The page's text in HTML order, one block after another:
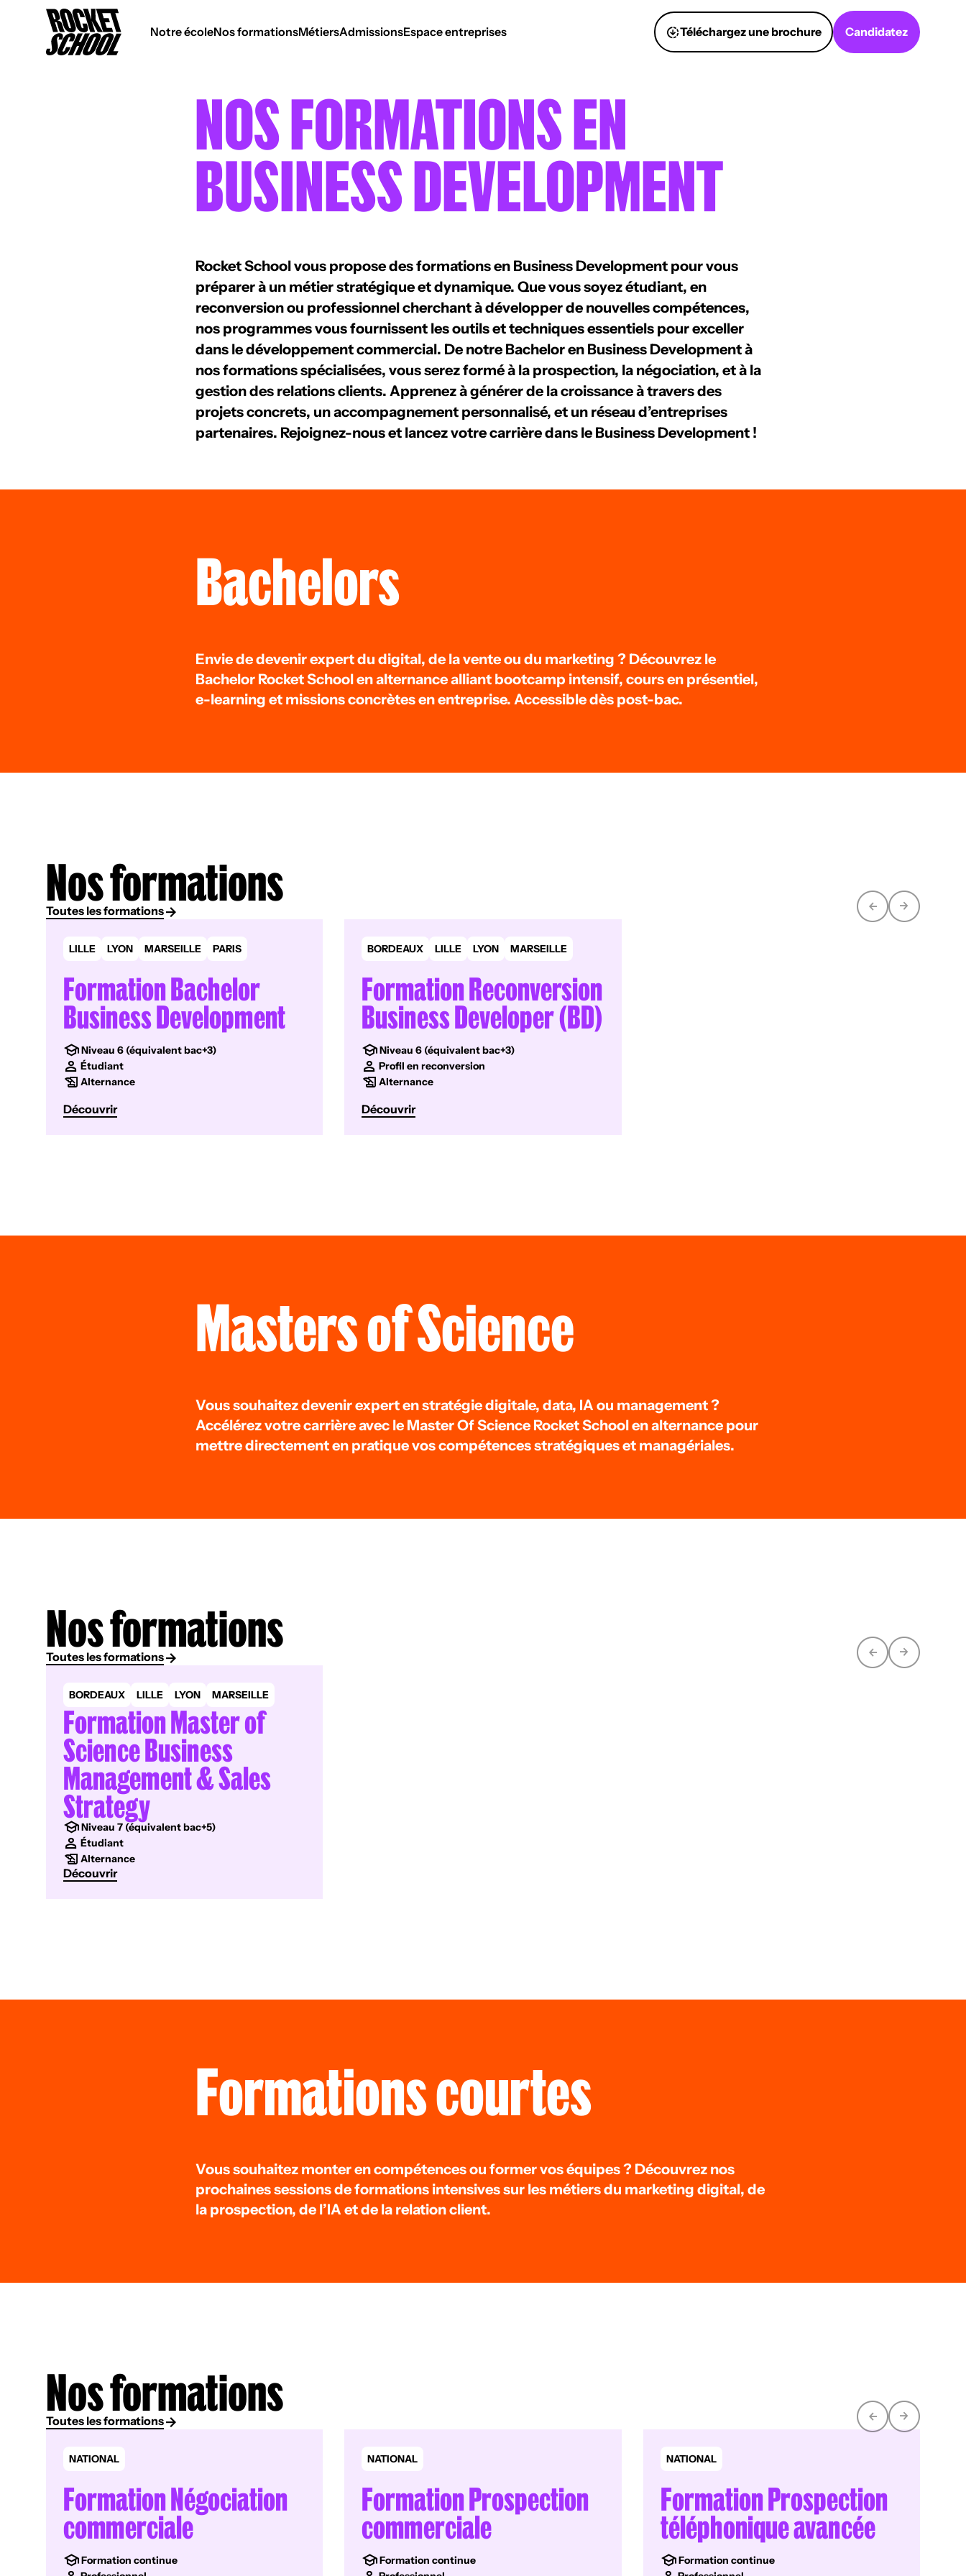
Notre écoleNos formationsMétiersAdmissionsEspace entreprises Téléchargez une brochure Candidatez
NOS FORMATIONS EN
BUSINESS DEVELOPMENT
Rocket School vous propose des formations en Business Development pour vous
préparer à un métier stratégique et dynamique. Que vous soyez étudiant, en
reconversion ou professionnel cherchant à développer de nouvelles compétences,
nos programmes vous fournissent les outils et techniques essentiels pour exceller
dans le développement commercial. De notre Bachelor en Business Development à
nos formations spécialisées, vous serez formé à la prospection, la négociation, et à la
gestion des relations clients. Apprenez à générer de la croissance à travers des
projets concrets, un accompagnement personnalisé, et un réseau d’entreprises
partenaires. Rejoignez-nous et lancez votre carrière dans le Business Development !
Bachelors
Envie de devenir expert du digital, de la vente ou du marketing ? Découvrez le
Bachelor Rocket School en alternance alliant bootcamp intensif, cours en présentiel,
e-learning et missions concrètes en entreprise. Accessible dès post-bac.
Nos formations
Toutes les formations
LILLE LYON MARSEILLE PARIS
Formation Bachelor
Business Development
Niveau 6 (équivalent bac+3)
Étudiant
Alternance
Découvrir
BORDEAUX LILLE LYON MARSEILLE
Formation Reconversion
Business Developer (BD)
Niveau 6 (équivalent bac+3)
Profil en reconversion
Alternance
Découvrir
Masters of Science
Vous souhaitez devenir expert en stratégie digitale, data, IA ou management ?
Accélérez votre carrière avec le Master Of Science Rocket School en alternance pour
mettre directement en pratique vos compétences stratégiques et managériales.
Nos formations
Toutes les formations
BORDEAUX LILLE LYON MARSEILLE
Formation Master of
Science Business
Management & Sales
Strategy
Niveau 7 (équivalent bac+5)
Étudiant
Alternance
Découvrir
Formations courtes
Vous souhaitez monter en compétences ou former vos équipes ? Découvrez nos
prochaines sessions de formations intensives sur les métiers du marketing digital, de
la prospection, de l’IA et de la relation client.
Nos formations
Toutes les formations
NATIONAL
Formation Négociation
commerciale
Formation continue
NATIONAL
Formation Prospection
commerciale
Formation continue
NATIONAL
Formation Prospection
téléphonique avancée
Formation continue
Panneau de gestion des cookies